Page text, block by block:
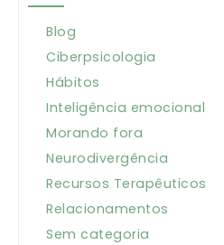
Blog
Ciberpsicologia
Hábitos
Inteligência emocional
Morando fora
Neurodivergência
Recursos Terapêuticos
Relacionamentos
Sem categoria